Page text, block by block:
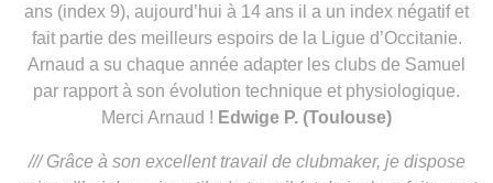
ans (index 9), aujourd’hui à 14 ans il a un index négatif et
fait partie des meilleurs espoirs de la Ligue d’Occitanie.
Arnaud a su chaque année adapter les clubs de Samuel
par rapport à son évolution technique et physiologique.
Merci Arnaud ! Edwige P. (Toulouse)
/// Grâce à son excellent travail de clubmaker, je dispose